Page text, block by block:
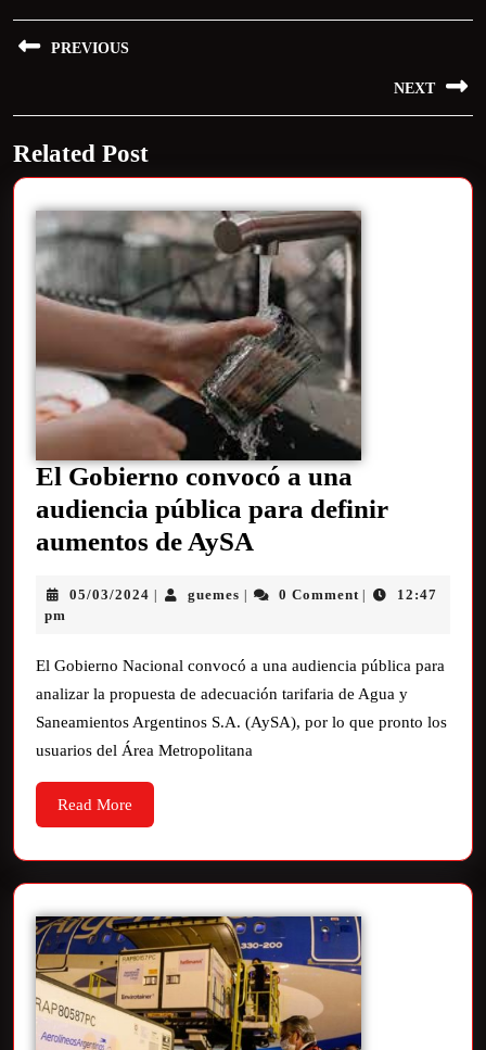
PREVIOUS
NEXT
Related Post
El Gobierno convocó a una
audiencia pública para definir
aumentos de AySA
05/03/2024 guemes 0 Comment
12:47
pm
El Gobierno Nacional convocó a una audiencia pública para
analizar la propuesta de adecuación tarifaria de Agua y
Saneamientos Argentinos S.A. (AySA), por lo que pronto los
usuarios del Área Metropolitana
Read More